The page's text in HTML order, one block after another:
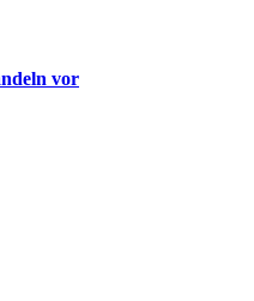
vor